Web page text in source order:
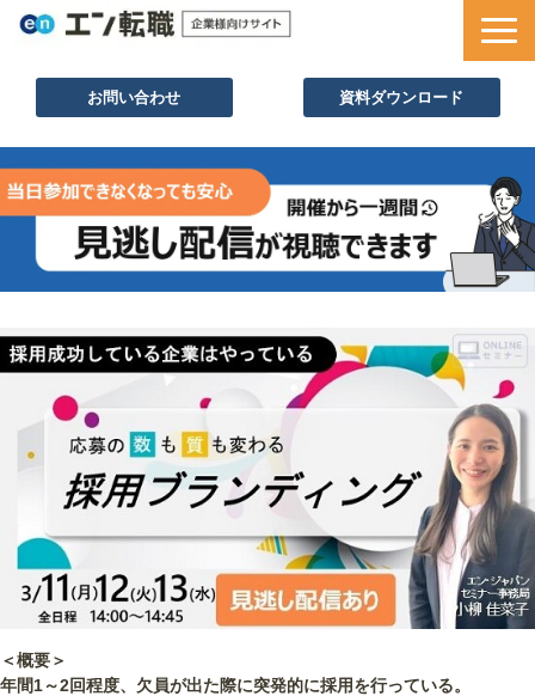
お問い合わせ 資料ダウンロード
採用ノウハウ
採用事例
＜概要＞
年間1～2回程度、欠員が出た際に突発的に採用を行っている。